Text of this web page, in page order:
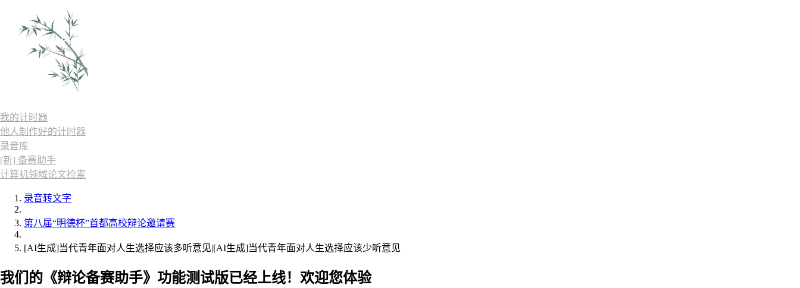
我的计时器
他人制作好的计时器
录音库
[新] 备赛助手
计算机领域论文检索
录音转文字
第八届“明德杯”首都高校辩论邀请赛
[AI生成]当代青年面对人生选择应该多听意见|[AI生成]当代青年面对人生选择应该少听意见
我们的《辩论备赛助手》功能测试版已经上线！欢迎您体验